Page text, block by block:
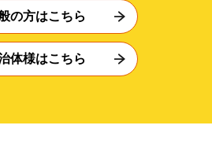
の方はこちら
体様はこちら